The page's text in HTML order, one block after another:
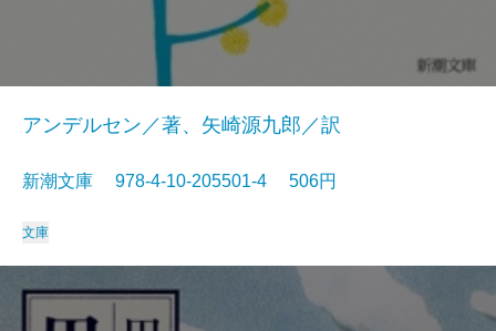
アンデルセン／著、矢崎源九郎／訳
新潮文庫 978-4-10-205501-4 506円
文庫